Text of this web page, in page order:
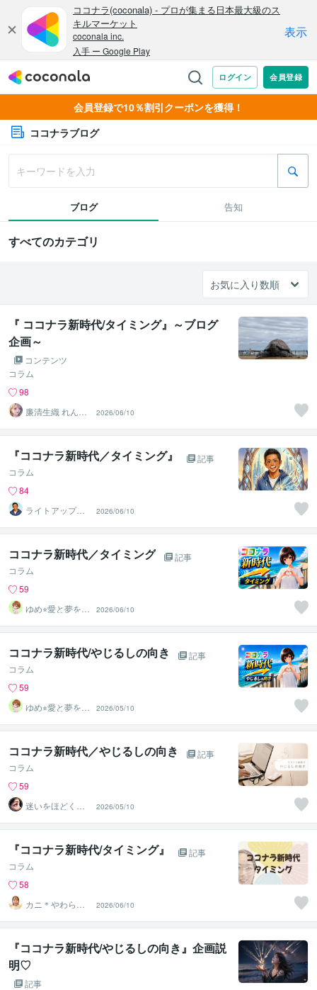
会員登録で10％割引クーポンを獲得！
ココナラブログ
ブログ 告知
すべてのカテゴリ
『 ココナラ新時代/タイミング』～ブログ
企画～
コンテンツ
コラム
98
廉清生織 れんせ
い さき
2026/06/10
『ココナラ新時代／タイミング』
記事
コラム
84
ライトアップマ
ン↗️
2026/06/10
ココナラ新時代／タイミング
記事
コラム
59
ゆめ⭐︎愛と夢を応
援するスターゲ
イザー
2026/06/10
ココナラ新時代/やじるしの向き
記事
コラム
59
ゆめ⭐︎愛と夢を応
援するスターゲ
イザー
2026/05/10
ココナラ新時代／やじるしの向き
記事
コラム
59
迷いをほどく
『瞳』の分析士
｜ Nagi
2026/05/10
『ココナラ新時代/タイミング』
記事
コラム
58
カニ＊やわらか
まごころ検定1級
2026/06/10
『ココナラ新時代/やじるしの向き』企画説
明♡
記事